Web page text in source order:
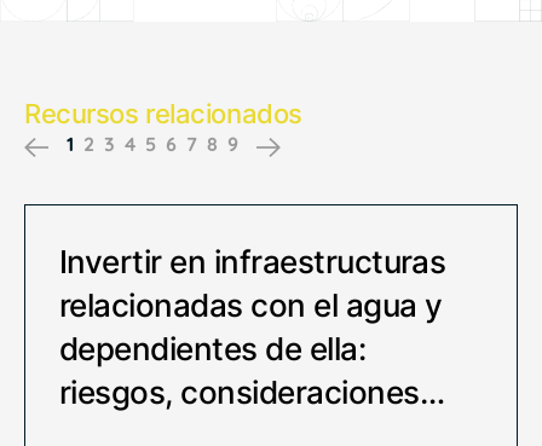
Recursos relacionados
Previous
1 2 3 4 5 6 7 8 9
Invertir en infraestructuras
relacionadas con el agua y
dependientes de ella:
riesgos, consideraciones…